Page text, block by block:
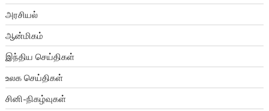
அரசியல்
ஆன்மிகம்
இந்திய செய்திகள்
உலக செய்திகள்
சினி-நிகழ்வுகள்